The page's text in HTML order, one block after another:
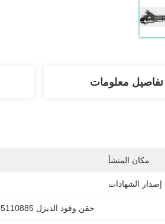
تفاصيل معلومات
مكان المنشأ
إصدار الشهادات
حقن وقود الديزل 0445110885